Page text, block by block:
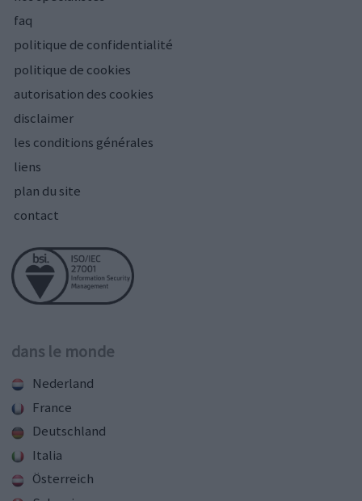
faq
politique de confidentialité
politique de cookies
autorisation des cookies
disclaimer
les conditions générales
liens
plan du site
contact
dans le monde
Nederland
France
Deutschland
Italia
Österreich